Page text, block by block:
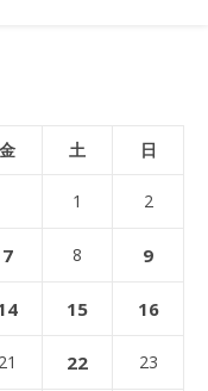
金 土 日
1 2
7 8 9
15 16
21 22 23